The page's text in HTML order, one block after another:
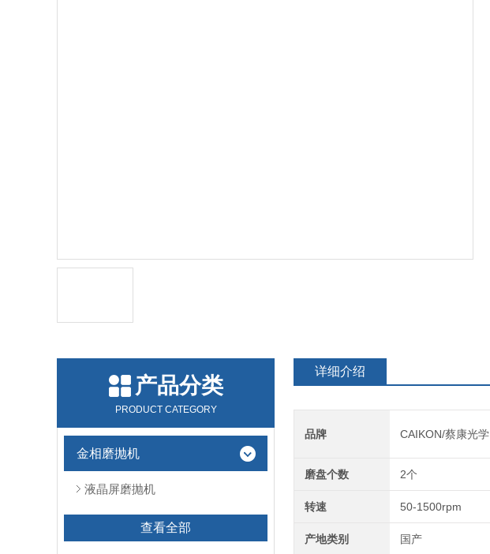
产品分类
PRODUCT CATEGORY
金相磨抛机
液晶屏磨抛机
查看全部
详细介绍
品牌 CAIKON/蔡康光学
磨盘个数 2个
转速 50-1500rpm
产地类别 国产